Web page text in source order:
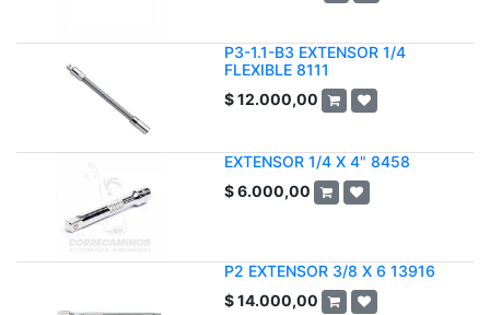
P3-1.1-B3 EXTENSOR 1/4
FLEXIBLE 8111
$12.000,00
EXTENSOR 1/4 X 4" 8458
$6.000,00
P2 EXTENSOR 3/8 X 6 13916
$14.000,00